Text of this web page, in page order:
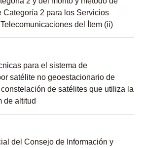
Categoría 2 para los Servicios
del Ítem (ii)
para el sistema de
satélite no geoestacionario de
de satélites que utiliza la
de altitud
del Consejo de Información y